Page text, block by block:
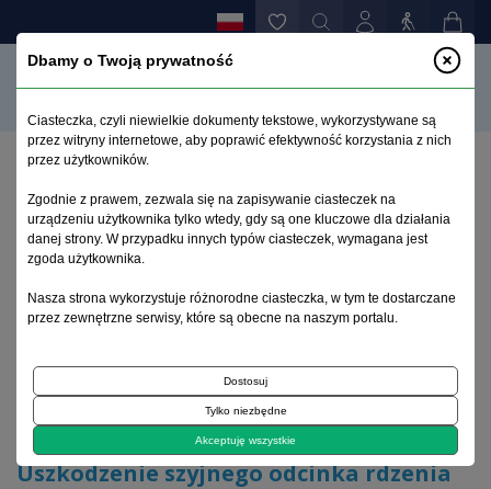
Uszkodzenie szyjnego odcinka rdzenia kręgowego w
wyniku złamań obrotnika w przebiegu z.z.s.k.
Archiwum 1992–2014
2001, tom 10, zeszyt 2
Choroby układowe tkanki łącznej
Uszkodzenie szyjnego odcinka rdzenia
Dbamy o Twoją prywatność
Ciasteczka, czyli niewielkie dokumenty tekstowe, wykorzystywane są
przez witryny internetowe, aby poprawić efektywność korzystania z nich
przez użytkowników.
Zgodnie z prawem, zezwala się na zapisywanie ciasteczek na
urządzeniu użytkownika tylko wtedy, gdy są one kluczowe dla działania
danej strony. W przypadku innych typów ciasteczek, wymagana jest
zgoda użytkownika.
Nasza strona wykorzystuje różnorodne ciasteczka, w tym te dostarczane
przez zewnętrzne serwisy, które są obecne na naszym portalu.
Dostosuj
Tylko niezbędne
Akceptuję wszystkie